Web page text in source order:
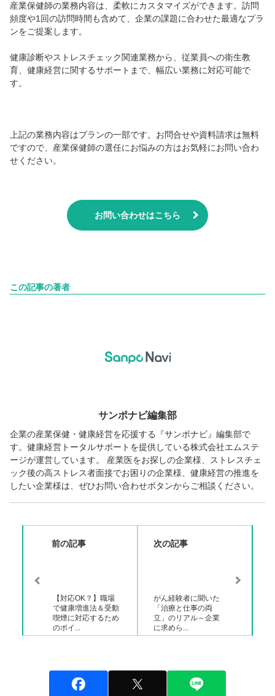
産業保健師の業務内容は、柔軟にカスタマイズができます。訪問
頻度や1回の訪問時間も含めて、企業の課題に合わせた最適なプラ
ンをご提案します。
健康診断やストレスチェック関連業務から、従業員への衛生教
育、健康経営に関するサポートまで、幅広い業務に対応可能で
す。
上記の業務内容はプランの一部です。お問合せや資料請求は無料
ですので、産業保健師の選任にお悩みの方はお気軽にお問い合わ
せください。
お問い合わせはこちら
この記事の著者
サンポナビ編集部
企業の産業保健・健康経営を応援する『サンポナビ』編集部で
す。健康経営トータルサポートを提供している株式会社エムステ
ージが運営しています。 産業医をお探しの企業様、ストレスチェ
ック後の高ストレス者面接でお困りの企業様、健康経営の推進を
したい企業様は、ぜひお問い合わせボタンからご相談ください。
前の記事
【対応OK？】職場
で健康増進法＆受動
喫煙に対応するため
のポイ...
次の記事
がん経験者に聞いた
「治療と仕事の両
立」のリアル～企業
に求めら...